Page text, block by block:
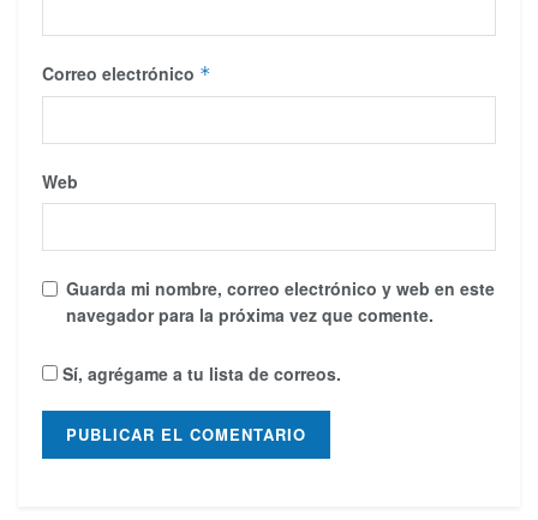
Correo electrónico *
Web
Guarda mi nombre, correo electrónico y web en este
navegador para la próxima vez que comente.
Sí, agrégame a tu lista de correos.